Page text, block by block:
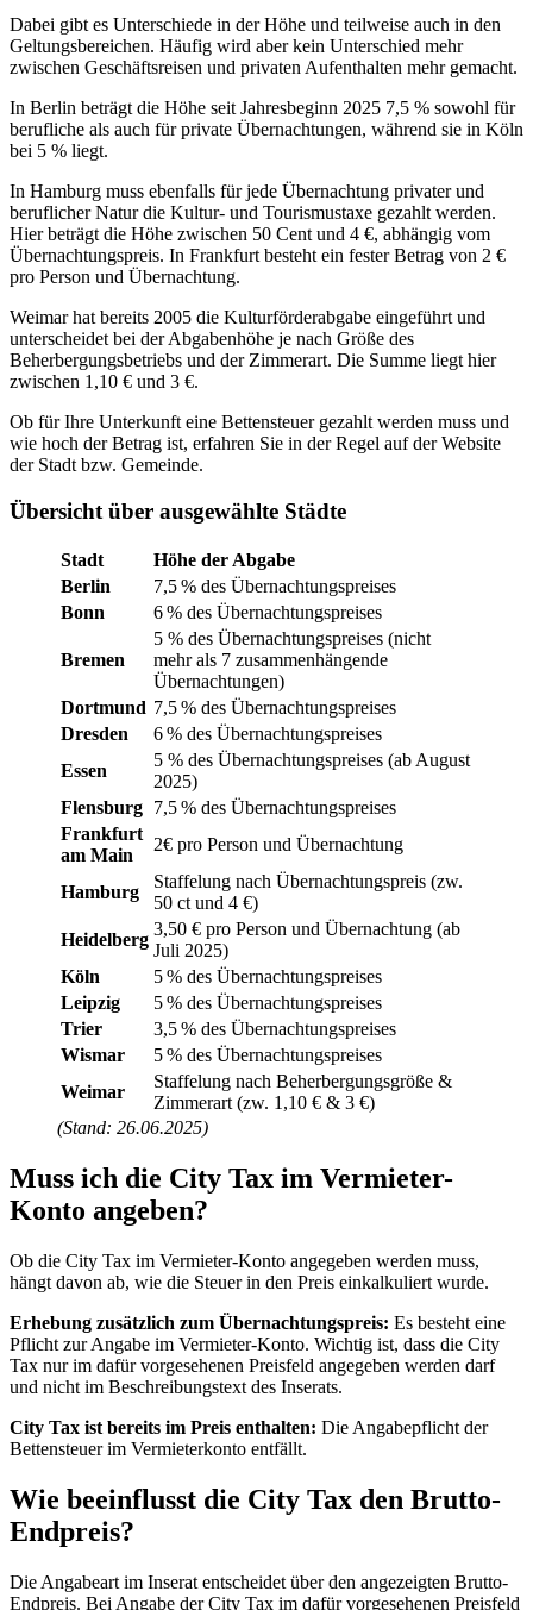
Dabei gibt es Unterschiede in der Höhe und teilweise auch in den
Geltungsbereichen. Häufig wird aber kein Unterschied mehr
zwischen Geschäftsreisen und privaten Aufenthalten mehr gemacht.
In Berlin beträgt die Höhe seit Jahresbeginn 2025 7,5 % sowohl für
berufliche als auch für private Übernachtungen, während sie in Köln
bei 5 % liegt.
In Hamburg muss ebenfalls für jede Übernachtung privater und
beruflicher Natur die Kultur- und Tourismustaxe gezahlt werden.
Hier beträgt die Höhe zwischen 50 Cent und 4 €, abhängig vom
Übernachtungspreis. In Frankfurt besteht ein fester Betrag von 2 €
pro Person und Übernachtung.
Weimar hat bereits 2005 die Kulturförderabgabe eingeführt und
unterscheidet bei der Abgabenhöhe je nach Größe des
Beherbergungsbetriebs und der Zimmerart. Die Summe liegt hier
zwischen 1,10 € und 3 €.
Ob für Ihre Unterkunft eine Bettensteuer gezahlt werden muss und
wie hoch der Betrag ist, erfahren Sie in der Regel auf der Website
der Stadt bzw. Gemeinde.
Übersicht über ausgewählte Städte
Stadt
Höhe der Abgabe
Berlin
7,5 % des Übernachtungspreises
Bonn
6 % des Übernachtungspreises
Bremen
5 % des Übernachtungspreises (nicht
mehr als 7 zusammenhängende
Übernachtungen)
Dortmund 7,5 % des Übernachtungspreises
Dresden
6 % des Übernachtungspreises
Essen
5 % des Übernachtungspreises (ab August
2025)
Flensburg 7,5 % des Übernachtungspreises
Frankfurt
am Main
2€ pro Person und Übernachtung
Hamburg
Staffelung nach Übernachtungspreis (zw.
50 ct und 4 €)
Heidelberg
3,50 € pro Person und Übernachtung (ab
Juli 2025)
Köln
5 % des Übernachtungspreises
Leipzig
5 % des Übernachtungspreises
Trier
3,5 % des Übernachtungspreises
Wismar
5 % des Übernachtungspreises
Weimar
Staffelung nach Beherbergungsgröße &
Zimmerart (zw. 1,10 € & 3 €)
(Stand: 26.06.2025)
Muss ich die City Tax im Vermieter-
Konto angeben?
Ob die City Tax im Vermieter-Konto angegeben werden muss,
hängt davon ab, wie die Steuer in den Preis einkalkuliert wurde.
Erhebung zusätzlich zum Übernachtungspreis: Es besteht eine
Pflicht zur Angabe im Vermieter-Konto. Wichtig ist, dass die City
Tax nur im dafür vorgesehenen Preisfeld angegeben werden darf
und nicht im Beschreibungstext des Inserats.
City Tax ist bereits im Preis enthalten: Die Angabepflicht der
Bettensteuer im Vermieterkonto entfällt.
Wie beeinflusst die City Tax den Brutto-
Endpreis?
Die Angabeart im Inserat entscheidet über den angezeigten Brutto-
Endpreis. Bei Angabe der City Tax im dafür vorgesehenen Preisfeld